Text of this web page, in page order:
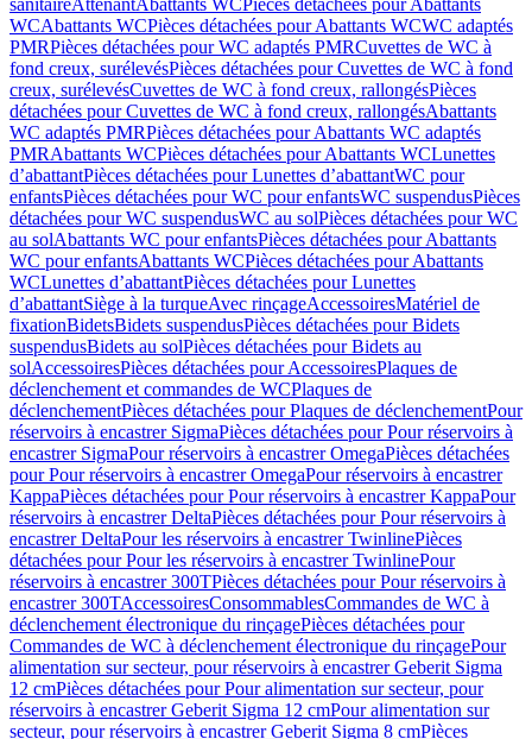
sanitaireAttenantAbattants WCPièces détachées pour Abattants
WCAbattants WCPièces détachées pour Abattants WCWC adaptés
PMRPièces détachées pour WC adaptés PMRCuvettes de WC à
fond creux, surélevésPièces détachées pour Cuvettes de WC à fond
creux, surélevésCuvettes de WC à fond creux, rallongésPièces
détachées pour Cuvettes de WC à fond creux, rallongésAbattants
WC adaptés PMRPièces détachées pour Abattants WC adaptés
PMRAbattants WCPièces détachées pour Abattants WCLunettes
d’abattantPièces détachées pour Lunettes d’abattantWC pour
enfantsPièces détachées pour WC pour enfantsWC suspendusPièces
détachées pour WC suspendusWC au solPièces détachées pour WC
au solAbattants WC pour enfantsPièces détachées pour Abattants
WC pour enfantsAbattants WCPièces détachées pour Abattants
WCLunettes d’abattantPièces détachées pour Lunettes
d’abattantSiège à la turqueAvec rinçageAccessoiresMatériel de
fixationBidetsBidets suspendusPièces détachées pour Bidets
suspendusBidets au solPièces détachées pour Bidets au
solAccessoiresPièces détachées pour AccessoiresPlaques de
déclenchement et commandes de WCPlaques de
déclenchementPièces détachées pour Plaques de déclenchementPour
réservoirs à encastrer SigmaPièces détachées pour Pour réservoirs à
encastrer SigmaPour réservoirs à encastrer OmegaPièces détachées
pour Pour réservoirs à encastrer OmegaPour réservoirs à encastrer
KappaPièces détachées pour Pour réservoirs à encastrer KappaPour
réservoirs à encastrer DeltaPièces détachées pour Pour réservoirs à
encastrer DeltaPour les réservoirs à encastrer TwinlinePièces
détachées pour Pour les réservoirs à encastrer TwinlinePour
réservoirs à encastrer 300TPièces détachées pour Pour réservoirs à
encastrer 300TAccessoiresConsommablesCommandes de WC à
déclenchement électronique du rinçagePièces détachées pour
Commandes de WC à déclenchement électronique du rinçagePour
alimentation sur secteur, pour réservoirs à encastrer Geberit Sigma
12 cmPièces détachées pour Pour alimentation sur secteur, pour
réservoirs à encastrer Geberit Sigma 12 cmPour alimentation sur
secteur, pour réservoirs à encastrer Geberit Sigma 8 cmPièces